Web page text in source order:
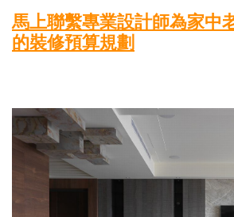
馬上聯繫專業設計師為家中
的裝修預算規劃